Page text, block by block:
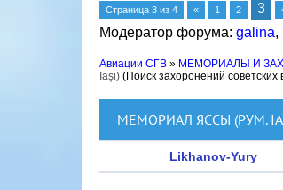
Страница 3 из 4 « 1 2 3
Модератор форума: galina,
Авиации СГВ » МЕМОРИАЛЫ И
Iași) (Поиск захоронений
МЕМОРИАЛ ЯССЫ (РУМ.
Likhanov-Yury